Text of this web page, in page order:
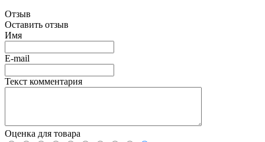
Отзыв
Оставить отзыв
Имя
E-mail
Текст комментария
Оценка для товара